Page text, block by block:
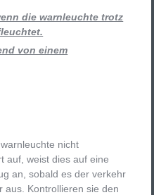
die warnleuchte trotz
von einem
nicht
auf, weist dies auf eine
an, sobald es der verkehr
aus. Kontrollieren sie den